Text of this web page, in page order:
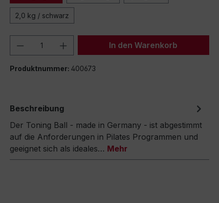
2,0 kg / schwarz
Produkt Anzahl: Gib denIn den Warenkorb
Produktnummer: 400673
Beschreibung
Der Toning Ball - made in Germany - ist abgestimmt
auf die Anforderungen in Pilates Programmen und
geeignet sich als ideales… Mehr